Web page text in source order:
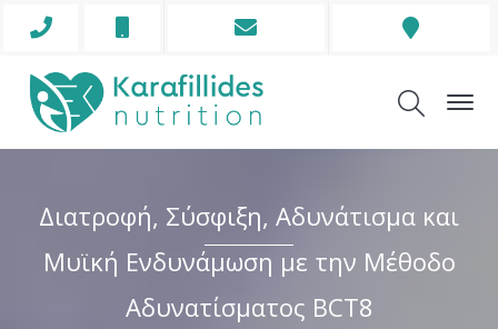
Phone IconMobile IconEnvelope Icon
Διατροφή, Σύσφιξη, Αδυνάτισμα και
Μυϊκή Ενδυνάμωση με την Μέθοδο
Αδυνατίσματος BCT8